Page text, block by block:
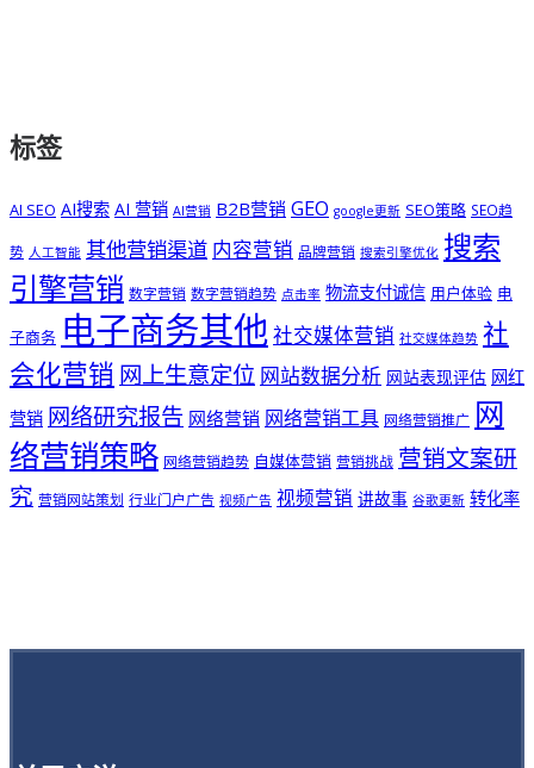
标签
AI SEO AI搜索 AI 营销 AI营销 B2B营销 GEO google更新 SEO策略 SEO趋
势 人工智能 其他营销渠道 内容营销 品牌营销 搜索引擎优化 搜索
引擎营销 数字营销 数字营销趋势 点击率 物流支付诚信 用户体验 电
子商务 电子商务其他社交媒体营销 社交媒体趋势 社
会化营销 网上生意定位 网站数据分析 网站表现评估 网红
营销 网络研究报告 网络营销 网络营销工具 网络营销推广 网
络营销策略 网络营销趋势 自媒体营销 营销挑战 营销文案研
究 营销网站策划 行业门户广告 视频广告 视频营销 讲故事 谷歌更新 转化率